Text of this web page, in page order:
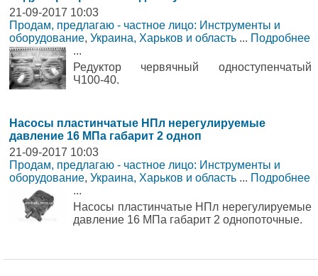
21-09-2017 10:03
Продам, предлагаю - частное лицо: Инструменты и
оборудование, Украина, Харьков и область ... Подробнее
...
Редуктор червячный одноступенчатый
Ч100-40.
Насосы пластинчатые НПл нерегулируемые
давление 16 МПа габарит 2 одноп
21-09-2017 10:03
Продам, предлагаю - частное лицо: Инструменты и
оборудование, Украина, Харьков и область ... Подробнее
...
Насосы пластинчатые НПл нерегулируемые
давление 16 МПа габарит 2 однопоточные.